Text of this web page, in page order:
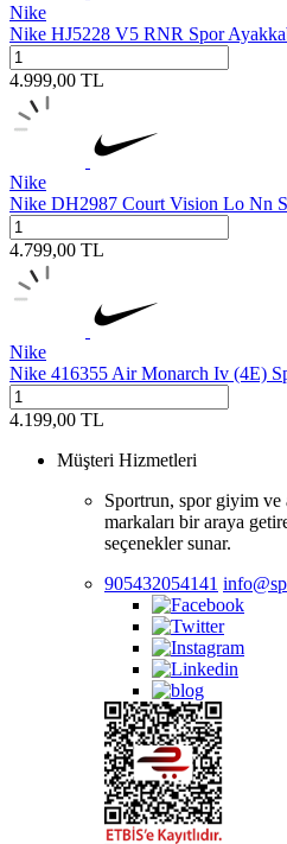
Nike
Nike HJ5228 V5 RNR Spor
4.999,00 TL
Nike
Nike DH2987 Court Vision Lo Nn
4.799,00 TL
Nike
Nike 416355 Air Monarch Iv (4E)
4.199,00 TL
Müşteri Hizmetleri
Sportrun, spor giyim ve
markaları bir araya
seçenekler sunar.
905432054141